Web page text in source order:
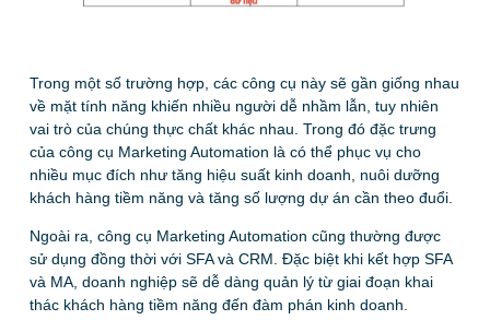
Trong một số trường hợp, các công cụ này sẽ gần giống nhau
về mặt tính năng khiến nhiều người dễ nhầm lẫn, tuy nhiên
vai trò của chúng thực chất khác nhau. Trong đó đặc trưng
của công cụ Marketing Automation là có thể phục vụ cho
nhiều mục đích như tăng hiệu suất kinh doanh, nuôi dưỡng
khách hàng tiềm năng và tăng số lượng dự án cần theo đuổi.
Ngoài ra, công cụ Marketing Automation cũng thường được
sử dụng đồng thời với SFA và CRM. Đặc biệt khi kết hợp SFA
và MA, doanh nghiệp sẽ dễ dàng quản lý từ giai đoạn khai
thác khách hàng tiềm năng đến đàm phán kinh doanh.